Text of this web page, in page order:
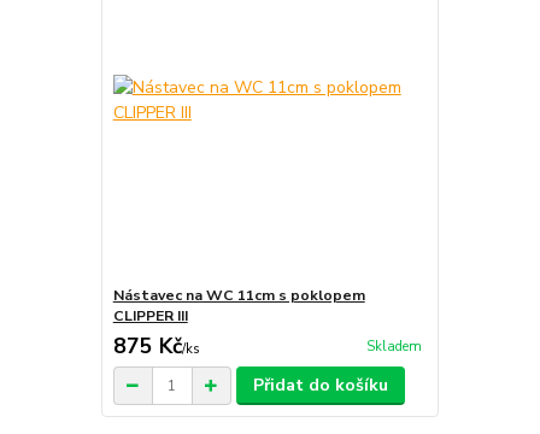
Nástavec na WC 11cm s poklopem
CLIPPER III
875 Kč/ks Skladem
Přidat do košíku